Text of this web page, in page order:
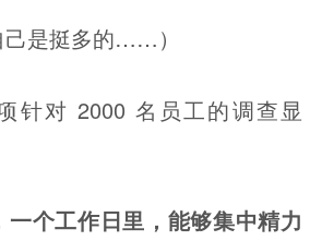
己是挺多的……）
针对 2000 名员工的调查显
一个工作日里，能够集中精力